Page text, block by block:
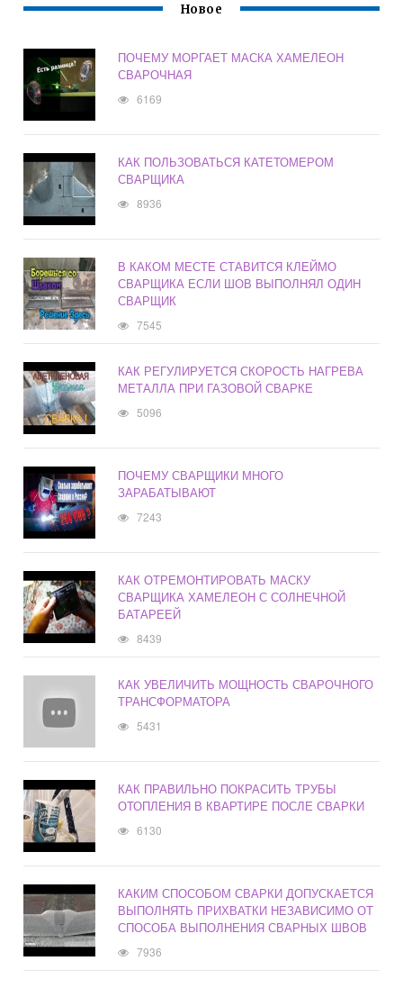
Новое
ПОЧЕМУ МОРГАЕТ МАСКА ХАМЕЛЕОН
СВАРОЧНАЯ
6169
КАК ПОЛЬЗОВАТЬСЯ КАТЕТОМЕРОМ
СВАРЩИКА
8936
В КАКОМ МЕСТЕ СТАВИТСЯ КЛЕЙМО
СВАРЩИКА ЕСЛИ ШОВ ВЫПОЛНЯЛ ОДИН
СВАРЩИК
7545
КАК РЕГУЛИРУЕТСЯ СКОРОСТЬ НАГРЕВА
МЕТАЛЛА ПРИ ГАЗОВОЙ СВАРКЕ
5096
ПОЧЕМУ СВАРЩИКИ МНОГО
ЗАРАБАТЫВАЮТ
7243
КАК ОТРЕМОНТИРОВАТЬ МАСКУ
СВАРЩИКА ХАМЕЛЕОН С СОЛНЕЧНОЙ
БАТАРЕЕЙ
8439
КАК УВЕЛИЧИТЬ МОЩНОСТЬ СВАРОЧНОГО
ТРАНСФОРМАТОРА
5431
КАК ПРАВИЛЬНО ПОКРАСИТЬ ТРУБЫ
ОТОПЛЕНИЯ В КВАРТИРЕ ПОСЛЕ СВАРКИ
6130
КАКИМ СПОСОБОМ СВАРКИ ДОПУСКАЕТСЯ
ВЫПОЛНЯТЬ ПРИХВАТКИ НЕЗАВИСИМО ОТ
СПОСОБА ВЫПОЛНЕНИЯ СВАРНЫХ ШВОВ
7936